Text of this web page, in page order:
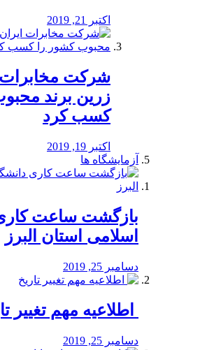
اکتبر 21, 2019
شرکت مخابرات
زرین برند
کسب کرد
اکتبر 19, 2019
آزمایشگاه ها
بازگشت ساعت کاری
اسلامی استان البرز
دسامبر 25, 2019
اطلاعیه مهم تغییر
دسامبر 25, 2019